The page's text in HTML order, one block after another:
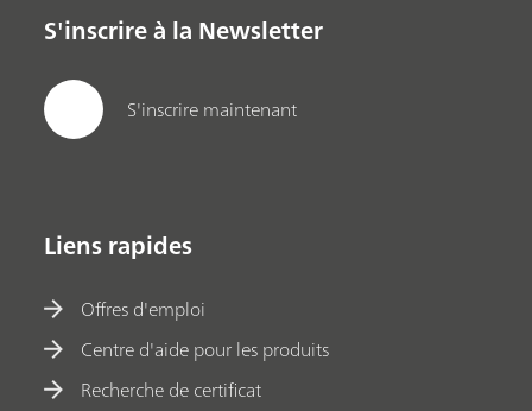
S'inscrire à la Newsletter
S'inscrire maintenant
Liens rapides
Offres d'emploi
Centre d'aide pour les produits
Recherche de certificat